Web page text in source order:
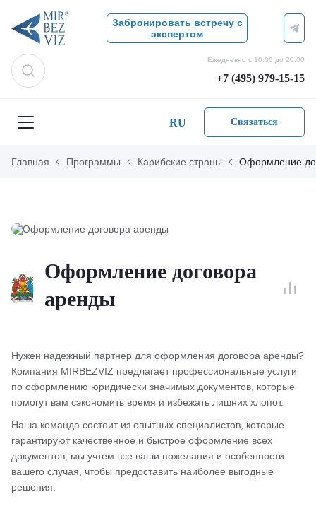
Забронировать встречу с
экспертом
Ежедневно с 10.00 до 20.00
+7 (495) 979-15-15
RU Связаться
Главная Программы Карибские страны Оформление
Оформление договора
аренды
Нужен надежный партнер для оформления договора аренды?
Компания MIRBEZVIZ предлагает профессиональные услуги
по оформлению юридически значимых документов, которые
помогут вам сэкономить время и избежать лишних хлопот.
Наша команда состоит из опытных специалистов, которые
гарантируют качественное и быстрое оформление всех
документов, мы учтем все ваши пожелания и особенности
вашего случая, чтобы предоставить наиболее выгодные
решения.